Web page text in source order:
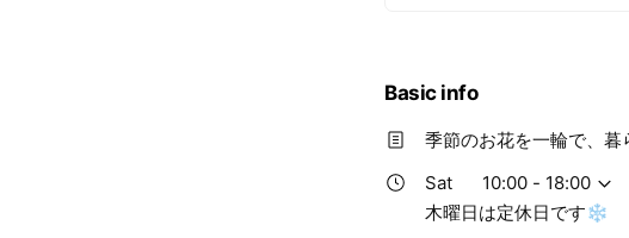
Basic info
季節のお花を一輪で、暮
Sat
10:00 - 18:00
木曜日は定休日です❄︎